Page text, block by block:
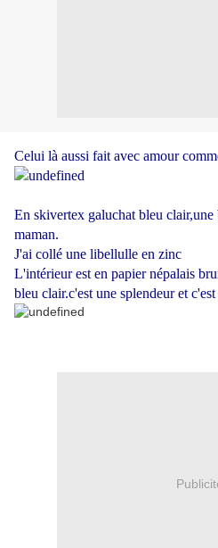
Celui là aussi fait avec amour
En skivertex galuchat bleu
maman.
J'ai collé une libellulle en zinc
L'intérieur est en papier népalais
bleu clair.c'est une splendeur et